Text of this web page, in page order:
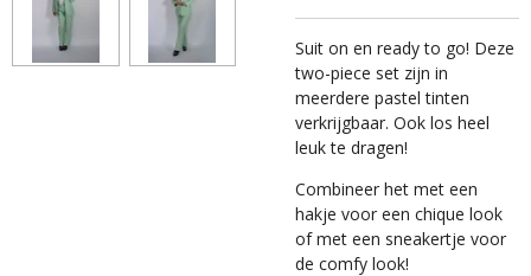
Suit on en ready to go! Deze
two-piece set zijn in
meerdere pastel tinten
verkrijgbaar. Ook los heel
leuk te dragen!
Combineer het met een
hakje voor een chique look
of met een sneakertje voor
de comfy look!